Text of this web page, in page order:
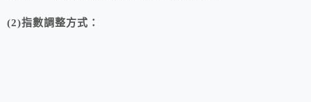
(2)指數調整方式：